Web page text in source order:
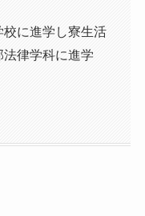
に進学し寮生活
律学科に進学